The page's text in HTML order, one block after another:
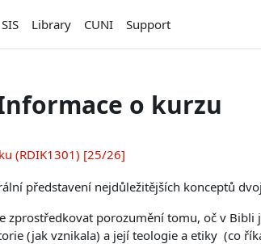
SIS Library CUNI Support
o kurzu
(RDIK1301) [25/26]
představení nejdůležitějších konceptů
zprostředkovat porozumění tomu, oč v
(jak vznikala) a její teologie a etiky (co